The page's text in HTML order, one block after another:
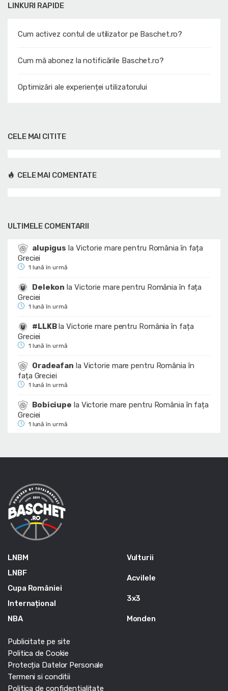
LINKURI RAPIDE
Cum activez contul de utilizator pe Baschet.ro?
Cum mă abonez la notificările Baschet.ro?
Optimizări ale experienței utilizatorului
CELE MAI CITITE
CELE MAI COMENTATE
ULTIMELE COMENTARII
alupigus la Victorie mare pentru România în fața
Greciei
1 lună în urmă
Delekon la Victorie mare pentru România în fața
Greciei
1 lună în urmă
#LLKBlaVictorie mare pentru România în fața
Greciei
1 lună în urmă
Oradeafan la Victorie mare pentru România în
fața Greciei
1 lună în urmă
Bobiciupe la Victorie mare pentru România în fața
Greciei
1 lună în urmă
LNBM
LNBF
Cupa României
Internațional
NBA
Vulturii
Acvilele
3x3
Monden
Publicitate pe site
Politica de Cookie
Protecția Datelor Personale
Termeni si conditii
Politica de confidentialitate